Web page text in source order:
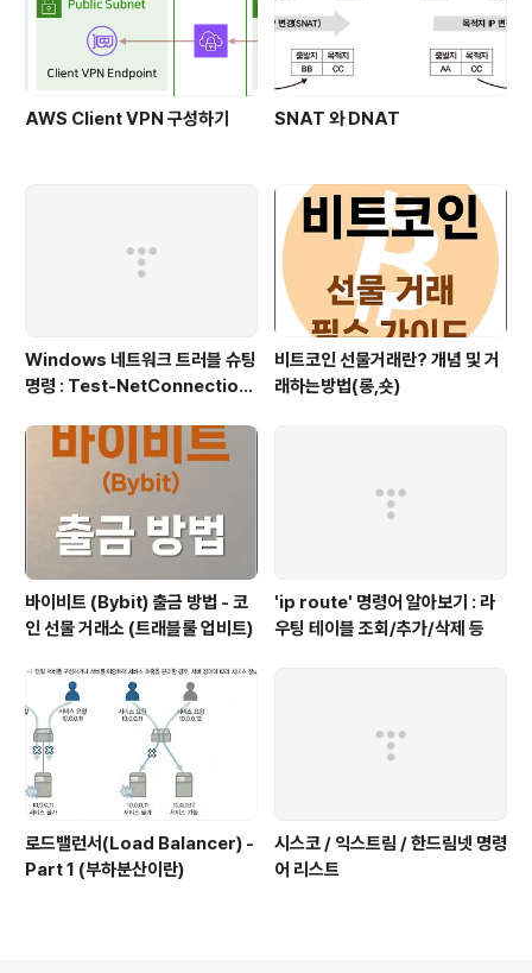
AWS Client VPN 구성하기 SNAT 와 DNAT
Windows 네트워크 트러블 슈팅
명령 : Test-NetConnection
비트코인 선물거래란? 개념 및 거
래하는방법(롱,숏)
바이비트 (Bybit) 출금 방법 - 코
인 선물 거래소 (트래블룰 업비트)
'ip route' 명령어 알아보기 : 라
우팅 테이블 조회/추가/삭제 등
로드밸런서(Load Balancer) -
Part 1 (부하분산이란)
시스코 / 익스트림 / 한드림넷 명령
어 리스트